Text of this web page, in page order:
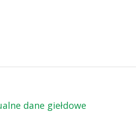
dane giełdowe